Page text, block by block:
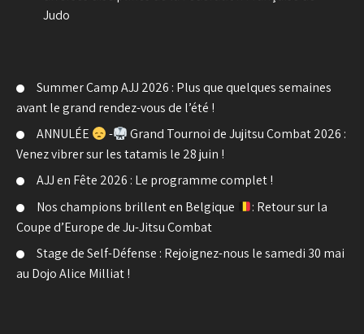
Judo
Summer Camp AJJ 2026 : Plus que quelques semaines
avant le grand rendez-vous de l’été !
ANNULÉE
-
Grand Tournoi de Jujitsu Combat 2026 :
Venez vibrer sur les tatamis le 28 juin !
AJJ en Fête 2026 : Le programme complet !
Nos champions brillent en Belgique
: Retour sur la
Coupe d’Europe de Ju-Jitsu Combat
Stage de Self-Défense : Rejoignez-nous le samedi 30 mai
au Dojo Alice Milliat !